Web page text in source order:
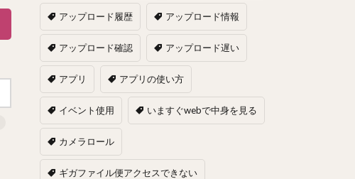
アップロード履歴 アップロード情報
アップロード確認 アップロード遅い
アプリ アプリの使い方
イベント使用 いますぐwebで中身を見る
カメラロール
ギガファイル便アクセスできない